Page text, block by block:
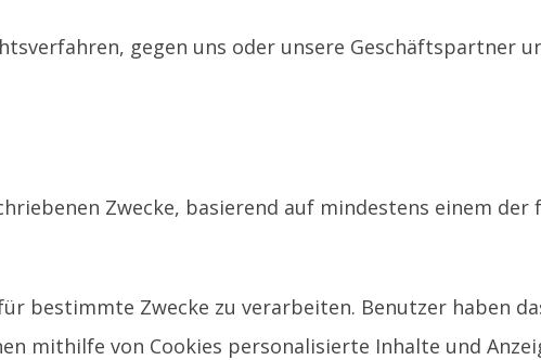
gegen uns oder unsere Geschäftspartner
Zwecke, basierend auf mindestens einem der
bestimmte Zwecke zu verarbeiten. Benutzer haben
mithilfe von Cookies personalisierte Inhalte und